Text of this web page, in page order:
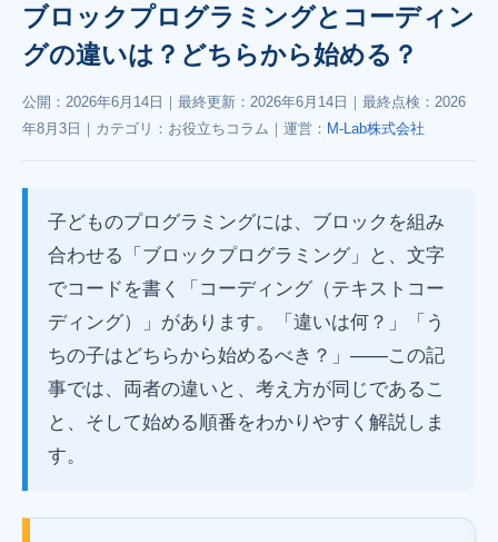
ブロックプログラミングとコーディン
グの違いは？どちらから始める？
公開： 2026年6月14日 ｜最終更新： 2026年6月14日 ｜最終点検： 2026
年8月3日 ｜カテゴリ：お役立ちコラム｜運営： M-Lab株式会社
子どものプログラミングには、ブロックを組み
合わせる「ブロックプログラミング」と、文字
でコードを書く「コーディング（テキストコー
ディング）」があります。「違いは何？」「う
ちの子はどちらから始めるべき？」——この記
事では、両者の違いと、考え方が同じであるこ
と、そして始める順番をわかりやすく解説しま
す。